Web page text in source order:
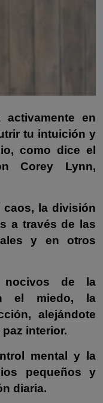
activamente en
tu intuición y
como dice el
Corey Lynn,
caos, la división
a través de las
y en otros
nocivos de la
el miedo, la
alejándote
interior.
mental y la
pequeños y
diaria.